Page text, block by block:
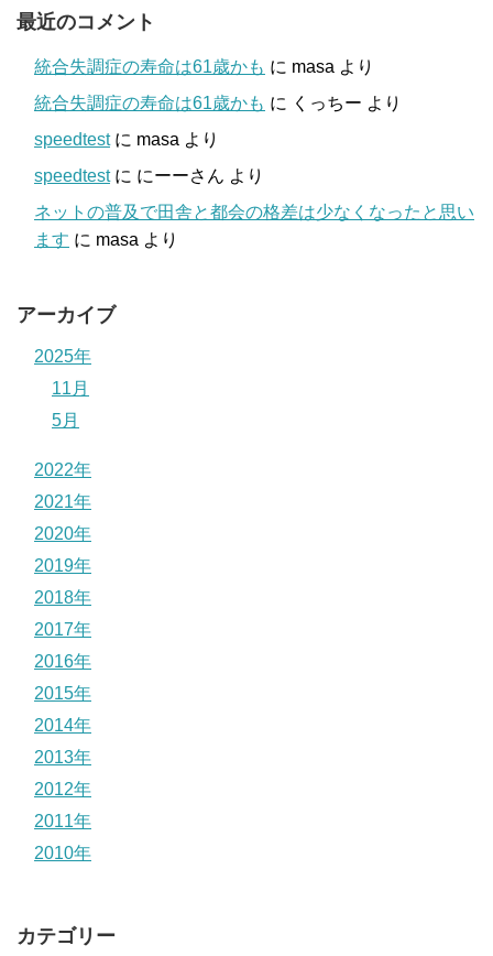
最近のコメント
統合失調症の寿命は61歳かも に masa より
統合失調症の寿命は61歳かも に くっちー より
speedtestに masa より
speedtestに にーーさん より
ネットの普及で田舎と都会の格差は少なくなったと思い
ます に masa より
アーカイブ
2025年
11月
5月
2022年
2021年
2020年
2019年
2018年
2017年
2016年
2015年
2014年
2013年
2012年
2011年
2010年
カテゴリー